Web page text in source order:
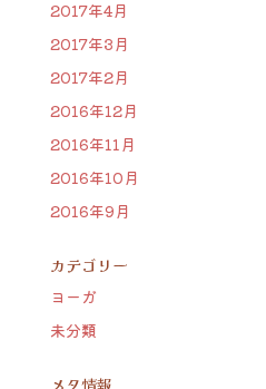
2017年4月
2017年3月
2017年2月
2016年12月
2016年11月
2016年10月
2016年9月
カテゴリー
ヨーガ
未分類
メタ情報